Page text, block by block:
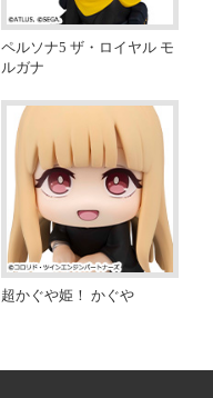
ペルソナ5 ザ・ロイヤル モ
ルガナ
超かぐや姫！ かぐや